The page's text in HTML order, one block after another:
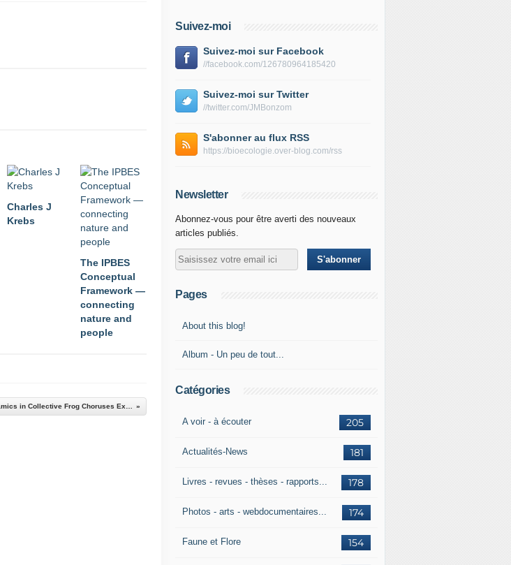
Charles J
Krebs
The IPBES
Conceptual
Framework —
connecting
nature and
people
Suivez-moi
Suivez-moi sur Facebook
//facebook.com/126780964185420
Suivez-moi sur Twitter
//twitter.com/JMBonzom
S'abonner au flux RSS
https://bioecologie.over-blog.com/rss
Newsletter
Abonnez-vous pour être averti des nouveaux
articles publiés.
Pages
About this blog!
Album - Un peu de tout...
Catégories
205
A voir - à écouter
181
Actualités-News
178
Livres - revues - thèses - rapports...
174
Photos - arts - webdocumentaires...
154
Faune et Flore